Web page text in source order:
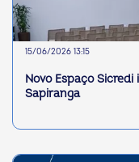
15/06/2026 13:15
Novo Espaço
Sapiranga